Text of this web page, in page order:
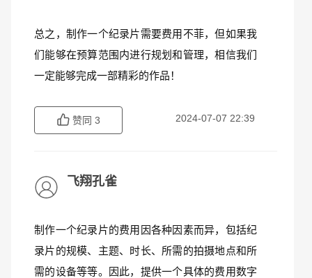
总之，制作一个纪录片需要费用不菲，但如果我
们能够在预算范围内进行规划和管理，相信我们
一定能够完成一部精彩的作品！
赞同 3 2024-07-07 22:39
飞翔孔雀
制作一个纪录片的费用因各种因素而异，包括纪
录片的规模、主题、时长、所需的拍摄地点和所
需的设备等等。因此，提供一个具体的费用数字